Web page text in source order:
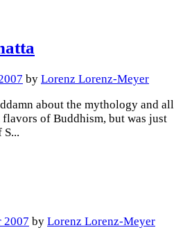
by Lorenz Lorenz-Meyer
about the mythology and all
flavors of Buddhism, but was just
2007 by Lorenz Lorenz-Meyer